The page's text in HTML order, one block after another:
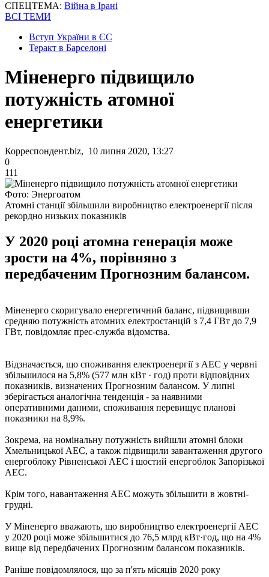
СПЕЦТЕМА: Війна в Ірані
ВСІ ТЕМИ
Вступ України в ЄС
Теракт в Барселоні
Міненерго підвищило
потужність атомної
енергетики
Корреспондент.biz, 10 липня 2020, 13:27
0
111
Фото: Энергоатом
Атомні станції збільшили виробництво електроенергії після
рекордно низьких показників
У 2020 році атомна генерація може
зрости на 4%, порівняно з
передбаченим Прогнозним балансом.
Міненерго скоригувало енергетичний баланс, підвищивши
средняю ​​потужність атомних електростанцій з 7,4 ГВт до 7,9
ГВт, повідомляє прес-служба відомства.
Відзначається, що споживання електроенергії з АЕС у червні
збільшилося на 5,8% (577 млн ​​кВт · год) проти відповідних
показників, визначених Прогнозним балансом. У липні
зберігається аналогічна тенденція - за наявними
оперативними даними, споживання перевищує планові
показники на 8,9%.
Зокрема, на номінальну потужність вийшли атомні блоки
Хмельницької АЕС, а також підвищили завантаження другого
енергоблоку Рівненської АЕС і шостий енергоблок Запорізької
АЕС.
Крім того, навантаження АЕС можуть збільшити в жовтні-
грудні.
У Міненерго вважають, що виробництво електроенергії АЕС
у 2020 році може збільшитися до 76,5 млрд кВт·год, що на 4%
вище від передбачених Прогнозним балансом показників.
Раніше повідомлялося, що за п'ять місяців 2020 року